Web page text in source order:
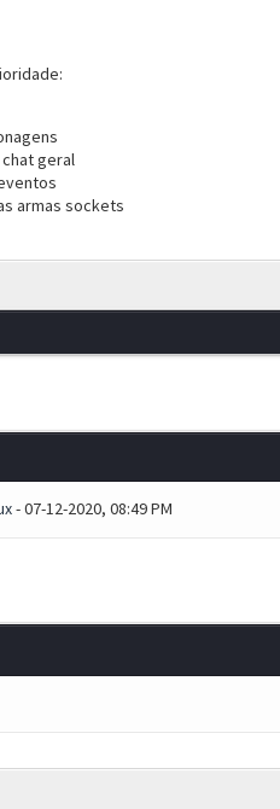
chat geral
armas sockets
- 07-12-2020, 08:49 PM